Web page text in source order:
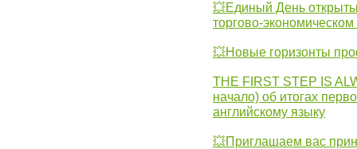
💥Единый День
торгово-
💥Новые горизонты
THE FIRST STEP IS
начало) об итогах
английскому языку
💥Приглашаем вас